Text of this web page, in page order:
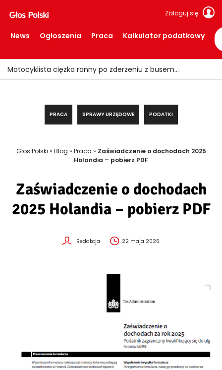
Zaloguj się
News Ogłoszenia Praca Kalkulator podatkowy
Ile trzeba zarabiać, aby spokojnie żyć w Holandii?
PRACA SPRAWY URZĘDOWE PODATKI
Głos Polski » Blog » Praca » Zaświadczenie o dochodach 2025
Holandia – pobierz PDF
Zaświadczenie o dochodach
2025 Holandia – pobierz PDF
Redakcja 22 maja 2026